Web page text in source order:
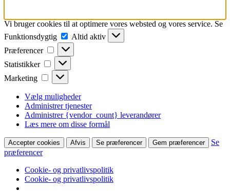
Vi bruger cookies til at optimere vores websted og vores service. Se
Funktionsdygtig
Funktionsdygtig
Altid aktiv
Præferencer
Præferencer
Statistikker Statistikker
Marketing Marketing
Vælg muligheder
Administrer tjenester
Administrer {vendor_count} leverandører
Læs mere om disse formål
Accepter cookies Afvis Se præferencer Gem præferencer
Se
præferencer
Cookie- og privatlivspolitik
Cookie- og privatlivspolitik